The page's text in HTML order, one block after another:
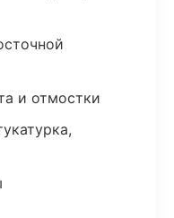
и отмостки